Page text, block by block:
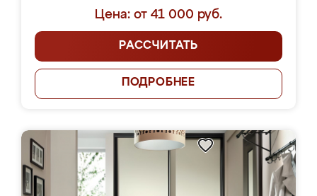
Цена: от 41 000 руб.
РАССЧИТАТЬ
ПОДРОБНЕЕ